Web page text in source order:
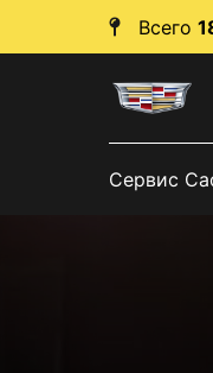
Всего
Сервис